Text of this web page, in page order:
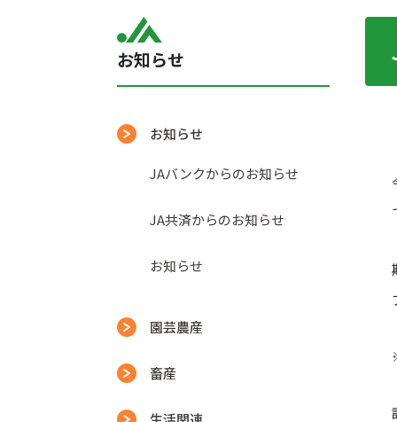
お知らせ
お知らせ
JAバンクからのお知らせ
JA共済からのお知らせ
お知らせ
園芸農産
畜産